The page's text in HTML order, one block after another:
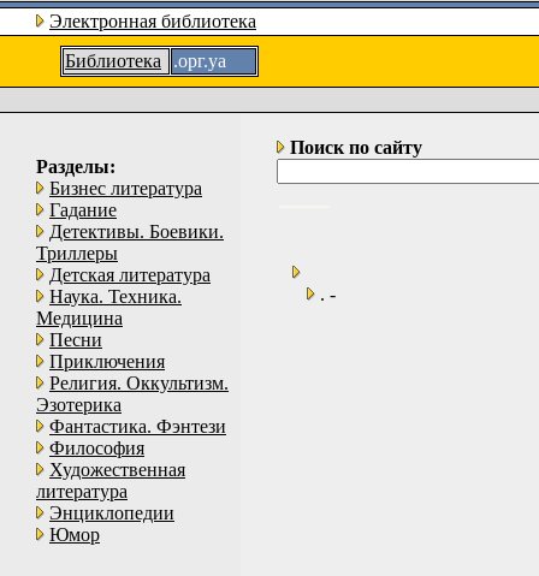
Электронная библиотека
Библиотека
.орг.уа
Разделы:
Бизнес литература
Гадание
Детективы. Боевики.
Триллеры
Детская литература
Наука. Техника.
Медицина
Песни
Приключения
Религия. Оккультизм.
Эзотерика
Фантастика. Фэнтези
Философия
Художественная
литература
Энциклопедии
Юмор
Поиск по сайту
. -